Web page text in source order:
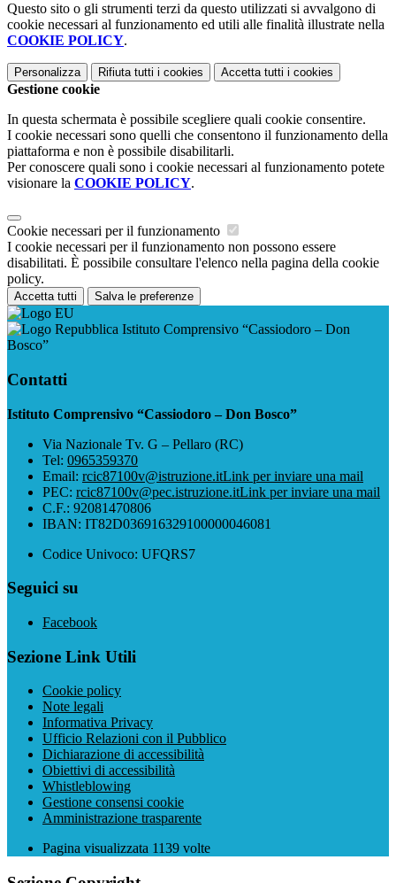
Questo sito o gli strumenti terzi da questo utilizzati si avvalgono di
cookie necessari al funzionamento ed utili alle finalità illustrate nella
COOKIE POLICY.
Personalizza Rifiuta tutti i cookies Accetta tutti i cookies
Gestione cookie
In questa schermata è possibile scegliere quali cookie consentire.
I cookie necessari sono quelli che consentono il funzionamento della
piattaforma e non è possibile disabilitarli.
Per conoscere quali sono i cookie necessari al funzionamento potete
visionare la COOKIE POLICY.
Cookie necessari per il funzionamento
I cookie necessari per il funzionamento non possono essere
disabilitati. È possibile consultare l'elenco nella pagina della cookie
policy.
Accetta tutti Salva le preferenze
Istituto Comprensivo “Cassiodoro – Don
Bosco”
Contatti
Istituto Comprensivo “Cassiodoro – Don Bosco”
Via Nazionale Tv. G – Pellaro (RC)
Tel: 0965359370
Email: rcic87100v@istruzione.itLink per inviare una mail
PEC: rcic87100v@pec.istruzione.itLink per inviare una mail
C.F.: 92081470806
IBAN: IT82D036916329100000046081
Codice Univoco: UFQRS7
Seguici su
Facebook
Sezione Link Utili
Cookie policy
Note legali
Informativa Privacy
Ufficio Relazioni con il Pubblico
Dichiarazione di accessibilità
Obiettivi di accessibilità
Whistleblowing
Gestione consensi cookie
Amministrazione trasparente
Pagina visualizzata 1139 volte